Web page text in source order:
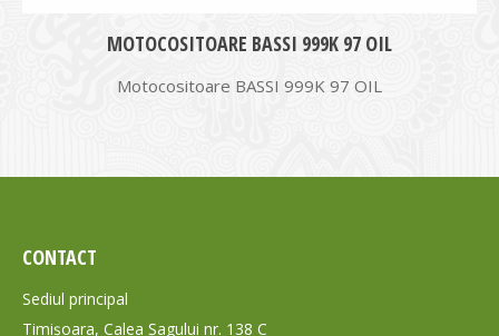
MOTOCOSITOARE BASSI 999K 97 OIL
Motocositoare BASSI 999K 97 OIL
CONTACT
Sediul principal
Timișoara, Calea Șagului nr. 138 C